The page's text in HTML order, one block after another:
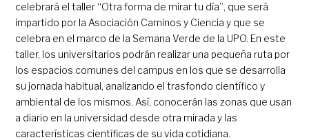
celebrará el taller “Otra forma de mirar tu día”, que será
impartido por la Asociación Caminos y Ciencia y que se
celebra en el marco de la Semana Verde de la UPO. En este
taller, los universitarios podrán realizar una pequeña ruta por
los espacios comunes del campus en los que se desarrolla
su jornada habitual, analizando el trasfondo científico y
ambiental de los mismos. Así, conocerán las zonas que usan
a diario en la universidad desde otra mirada y las
características científicas de su vida cotidiana.